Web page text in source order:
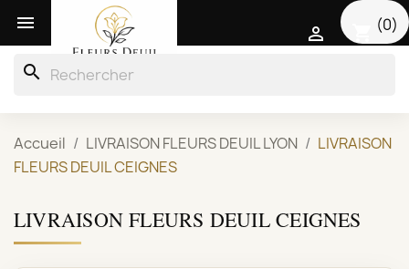
 (0)

search
Accueil LIVRAISON FLEURS DEUIL LYON
LIVRAISON
FLEURS DEUIL CEIGNES
LIVRAISON FLEURS DEUIL CEIGNES